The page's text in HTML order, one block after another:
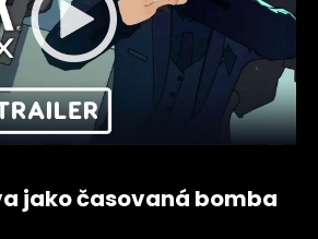
jako časovaná bomba